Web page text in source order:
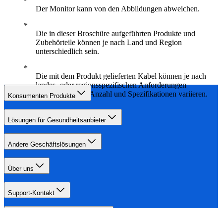
Der Monitor kann von den Abbildungen abweichen.
Die in dieser Broschüre aufgeführten Produkte und
Zubehörteile können je nach Land und Region
unterschiedlich sein.
Die mit dem Produkt gelieferten Kabel können je nach
landes- oder regionsspezifischen Anforderungen
hinsichtlich Typ, Anzahl und Spezifikationen variieren.
Konsumenten Produkte
Lösungen für Gesundheitsanbieter
Andere Geschäftslösungen
Über uns
Support-Kontakt